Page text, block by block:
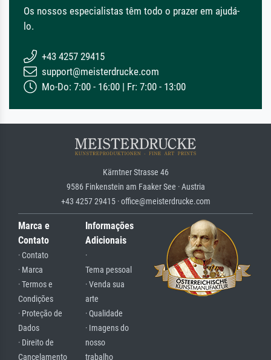
Os nossos especialistas têm todo o prazer em ajudá-
lo.
+43 4257 29415
support@meisterdrucke.com
Mo-Do: 7:00 - 16:00 | Fr: 7:00 - 13:00
Kärntner Strasse 46
9586 Finkenstein am Faaker See · Austria
+43 4257 29415 · office@meisterdrucke.com
Marca e
Contato
· Contato
· Marca
· Termos e
Condições
· Proteção de
Dados
· Direito de
Cancelamento
Informações
Adicionais
·
Tema pessoal
· Venda sua
arte
· Qualidade
· Imagens do
nosso
trabalho